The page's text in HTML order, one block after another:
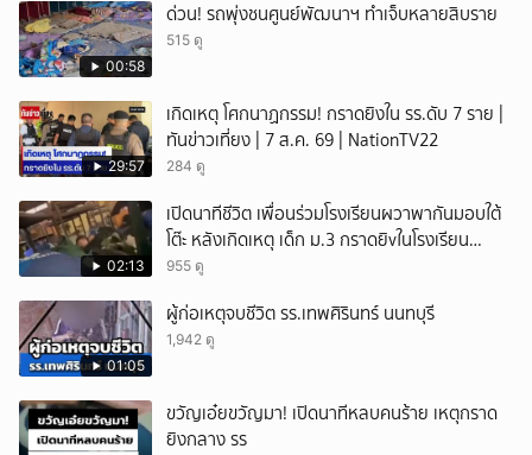
00:58
ด่วน! รถพุ่งชนศูนย์พัฒนาฯ ทำเจ็บหลายสิบราย
515 ดู
29:57
เกิดเหตุ โศกนาฏกรรม! กราดยิงใน รร.ดับ 7 ราย |
ทันข่าวเที่ยง | 7 ส.ค. 69 | NationTV22
284 ดู
02:13
เปิดนาทีชีวิต เพื่อนร่วมโรงเรียนผวาพากันมอบใต้
โต๊ะ หลังเกิดเหตุ เด็ก ม.3 กราดยิvในโรงเรียน
เทพศิรินทร์นนท์ แบบไม่เลือกหน้า เสียงปืนดังสนั่น
955 ดู
01:05
ผู้ก่อเหตุจบชีวิต รร.เทพศิรินทร์ นนทบุรี
1,942 ดู
ขวัญเอ๋ยขวัญมา! เปิดนาทีหลบคนร้าย เหตุกราด
ยิงกลาง รร